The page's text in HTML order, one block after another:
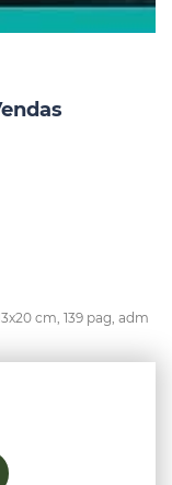
cm, 139 pag, adm